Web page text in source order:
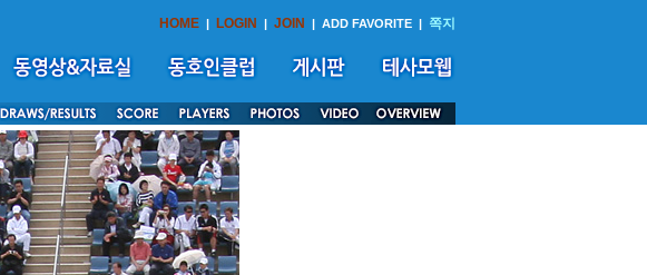
HOME | LOGIN | JOIN | ADD FAVORITE | 쪽지